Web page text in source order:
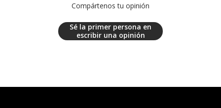
Compártenos tu opinión
Sé la primer persona en
escribir una opinión